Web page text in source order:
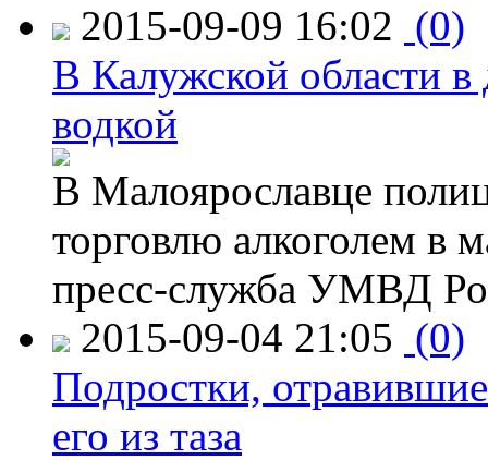
2015-09-09 16:02 (0)
В Калужской области в
водкой
В Малоярославце
торговлю алкоголем в
пресс-служба УМВД
2015-09-04 21:05 (0)
Подростки,
его из таза